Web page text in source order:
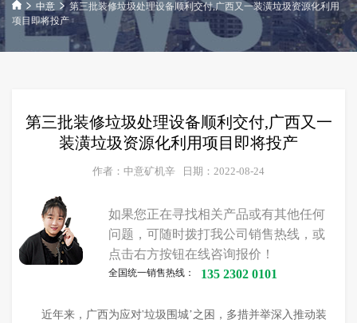
中意
第三批装修垃圾处理设备顺利交付,广西又一装潢垃圾资源化利用
项目即将投产
第三批装修垃圾处理设备顺利交付,广西又一
装潢垃圾资源化利用项目即将投产
作者：中意矿机辛 日期：2022-08-24
如果您正在寻找相关产品或有其他任何
问题，可随时拨打我公司销售热线，或
点击右方按钮在线咨询报价！
全国统一销售热线： 135 2302 0101
近年来，广西为应对'垃圾围城’之困，多措并举深入推动装